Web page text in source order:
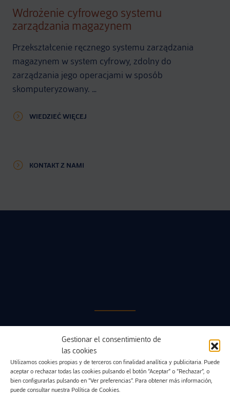
Gestionar el consentimiento de
las cookies
Utilizamos cookies propias y de terceros con finalidad analítica y publicitaria. Puede
aceptar o rechazar todas las cookies pulsando el botón “Aceptar” o “Rechazar”, o
bien configurarlas pulsando en “Ver preferencias”. Para obtener más información,
puede consultar nuestra Política de Cookies.
Wdrożenie cyfrowego systemu
zarządzania magazynem
Przekształcenie ręcznego systemu zarządzania
magazynem w system cyfrowy, zdolny do
zarządzania jego operacjami w sposób
skomputeryzowany. …
WIEDZIEĆ WIĘCEJ
KONTAKT Z NAMI
Wykonujemy techniczne części wtryskowe i
indukcyjne, poprzez kompletne rozwiązania,
począwszy od wstępnej analizy, industrializacji i
homologacji, aż po końcową produkcję i transport
do dowolnej lokalizacji.